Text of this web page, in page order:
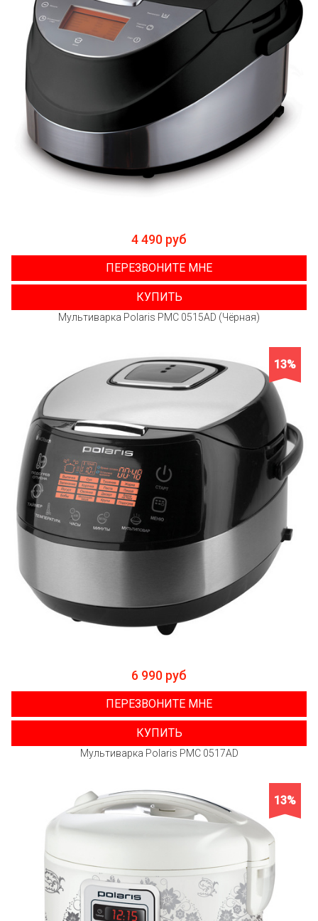
4 490 руб
ПЕРЕЗВОНИТЕ МНЕ
КУПИТЬ
Мультиварка Polaris PMC 0515AD (Чёрная)
13%
6 990 руб
ПЕРЕЗВОНИТЕ МНЕ
КУПИТЬ
Мультиварка Polaris PMC 0517AD
13%